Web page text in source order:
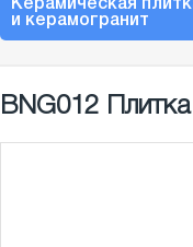
Керамическая
и керамогранит
BNG012